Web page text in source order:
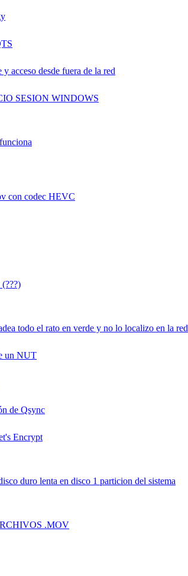
acceso desde fuera de la red
SESION WINDOWS
con codec HEVC
todo el rato en verde y no lo localizo en la red
un NUT
de Qsync
Encrypt
duro lenta en disco 1 particion del sistema
.MOV